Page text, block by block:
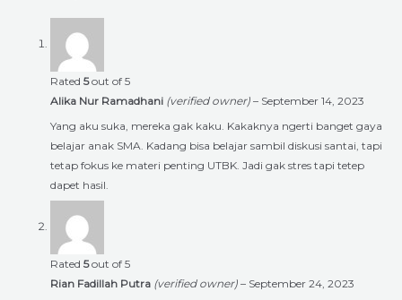
Rated 5out of 5
Alika Nur Ramadhani (verified owner) – September 14, 2023
Yang aku suka, mereka gak kaku. Kakaknya ngerti banget gaya
belajar anak SMA. Kadang bisa belajar sambil diskusi santai, tapi
tetap fokus ke materi penting UTBK. Jadi gak stres tapi tetep
dapet hasil.
Rated 5out of 5
Rian Fadillah Putra (verified owner) – September 24, 2023